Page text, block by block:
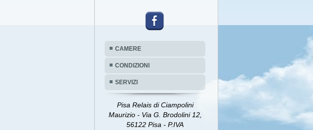
CAMERE
CONDIZIONI
SERVIZI
Pisa Relais di Ciampolini
Maurizio - Via G. Brodolini 12,
56122 Pisa - P.IVA